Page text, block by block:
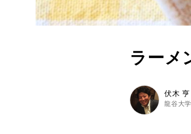
ラーメ
伏木 亨
龍谷大